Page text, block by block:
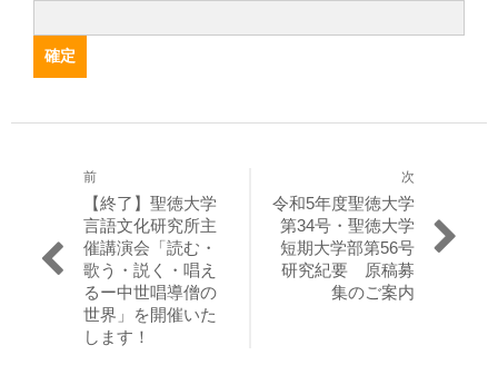
ナ
前
過
去
の
投
稿:
【終了】聖徳大学
言語文化研究所主
催講演会「読む・
歌う・説く・唱え
るー中世唱導僧の
世界」を開催いた
します！
次
次
の
投
稿:
令和5年度聖徳大学
第34号・聖徳大学
短期大学部第56号
研究紀要 原稿募
集のご案内